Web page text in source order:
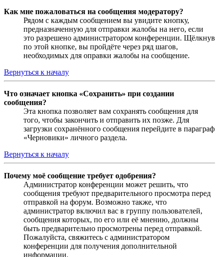
Как мне пожаловаться на сообщения модератору?
Рядом с каждым сообщением вы увидите кнопку,
предназначенную для отправки жалобы на него, если
это разрешено администратором конференции. Щёлкнув
по этой кнопке, вы пройдёте через ряд шагов,
необходимых для оправки жалобы на сообщение.
Вернуться к началу
Что означает кнопка «Сохранить» при создании
сообщения?
Эта кнопка позволяет вам сохранять сообщения для
того, чтобы закончить и отправить их позже. Для
загрузки сохранённого сообщения перейдите в параграф
«Черновики» личного раздела.
Вернуться к началу
Почему моё сообщение требует одобрения?
Администратор конференции может решить, что
сообщения требуют предварительного просмотра перед
отправкой на форум. Возможно также, что
администратор включил вас в группу пользователей,
сообщения которых, по его или её мнению, должны
быть предварительно просмотрены перед отправкой.
Пожалуйста, свяжитесь с администратором
конференции для получения дополнительной
информации.